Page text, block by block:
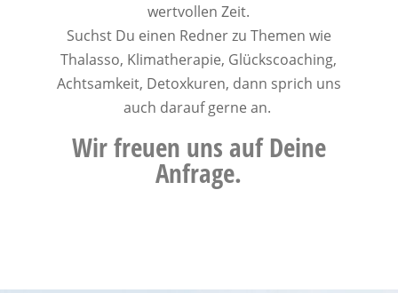
wertvollen Zeit.
Suchst Du einen Redner zu Themen wie
Thalasso, Klimatherapie, Glückscoaching,
Achtsamkeit, Detoxkuren, dann sprich uns
auch darauf gerne an.
Wir freuen uns auf Deine
Anfrage.